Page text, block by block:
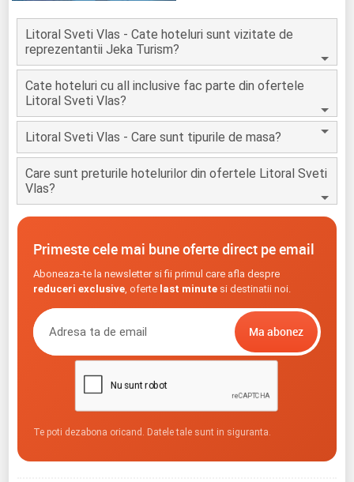
Litoral Sveti Vlas - Cate hoteluri sunt vizitate de
reprezentantii Jeka Turism?
Cate hoteluri cu all inclusive fac parte din ofertele
Litoral Sveti Vlas?
Litoral Sveti Vlas - Care sunt tipurile de masa?
Care sunt preturile hotelurilor din ofertele Litoral Sveti
Vlas?
Primeste cele mai bune oferte direct pe email
Aboneaza-te la newsletter si fii primul care afla despre
reduceri exclusive, oferte last minutesi destinatii noi.
Te poti dezabona oricand. Datele tale sunt in siguranta.